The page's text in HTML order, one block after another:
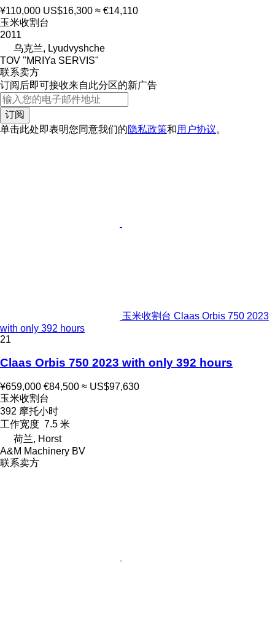
¥110,000 US$16,300 ≈ €14,110
玉米收割台
2011
乌克兰, Lyudvyshche
TOV "MRIYa SERVIS"
联系卖方
订阅后即可接收来自此分区的新广告
订阅
单击此处即表明您同意我们的隐私政策和用户协议。
玉米收割台 Claas Orbis 750 2023
with only 392 hours
21
Claas Orbis 750 2023 with only 392 hours
¥659,000 €84,500 ≈ US$97,630
玉米收割台
392 摩托小时
工作宽度 7.5 米
荷兰, Horst
A&M Machinery BV
联系卖方